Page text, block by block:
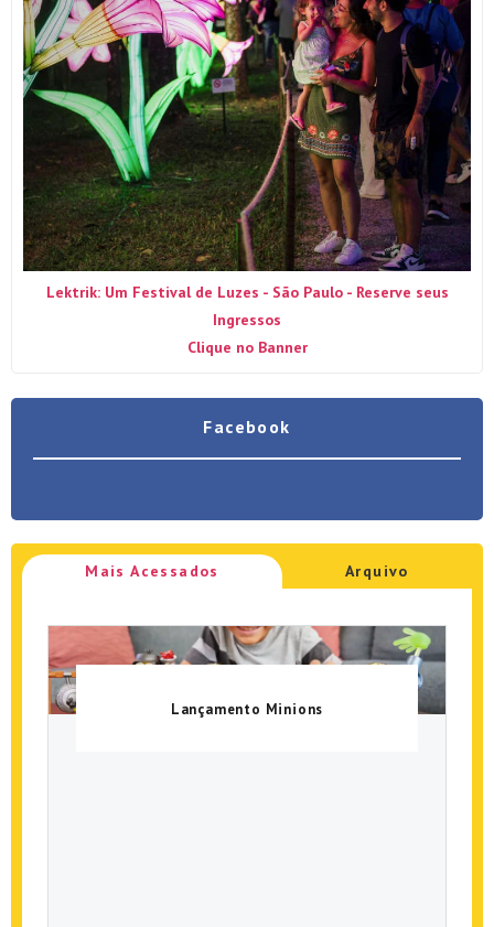
Lektrik: Um Festival de Luzes - São Paulo - Reserve seus
Ingressos
Clique no Banner
Facebook
Mais Acessados Arquivo
Lançamento Minions